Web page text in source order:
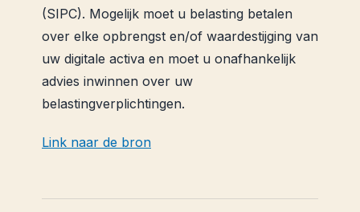
(SIPC). Mogelijk moet u belasting betalen
over elke opbrengst en/of waardestijging van
uw digitale activa en moet u onafhankelijk
advies inwinnen over uw
belastingverplichtingen.
Link naar de bron